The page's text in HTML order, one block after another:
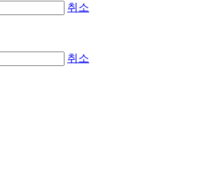
취소
취소